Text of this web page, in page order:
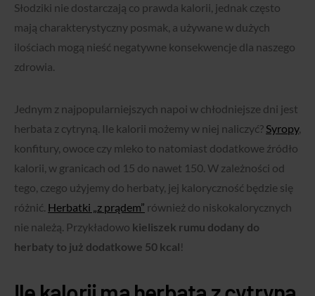
Słodziki nie dostarczają co prawda kalorii, jednak często
mają charakterystyczny posmak, a używane w dużych
ilościach mogą nieść negatywne konsekwencje dla naszego
zdrowia.
Jednym z najpopularniejszych napoi w chłodniejsze dni jest
herbata z cytryną. Ile kalorii możemy w niej naliczyć? Syropy,
konfitury, owoce czy mleko to natomiast dodatkowe źródło
kalorii, w granicach od 15 do nawet 150. W zależności od
tego, czego użyjemy do herbaty, jej kaloryczność będzie się
różnić. Herbatki „z prądem” również do niskokalorycznych
nie należą. Przykładowo kieliszek rumu dodany do
herbaty to już dodatkowe 50 kcal!